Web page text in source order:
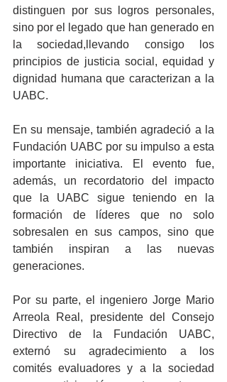
distinguen por sus logros personales,
sino por el legado que han generado en
la sociedad,llevando consigo los
principios de justicia social, equidad y
dignidad humana que caracterizan a la
UABC.
En su mensaje, también agradeció a la
Fundación UABC por su impulso a esta
importante iniciativa. El evento fue,
además, un recordatorio del impacto
que la UABC sigue teniendo en la
formación de líderes que no solo
sobresalen en sus campos, sino que
también inspiran a las nuevas
generaciones.
Por su parte, el ingeniero Jorge Mario
Arreola Real, presidente del Consejo
Directivo de la Fundación UABC,
externó su agradecimiento a los
comités evaluadores y a la sociedad